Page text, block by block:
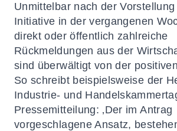
Unmittelbar nach der
Initiative in der vergangenen
direkt oder öffentlich zahlreiche
Rückmeldungen aus der
sind überwältigt von der
So schreibt beispielsweise der
Industrie- und
Pressemitteilung: ‚Der im Antrag
vorgeschlagene Ansatz,